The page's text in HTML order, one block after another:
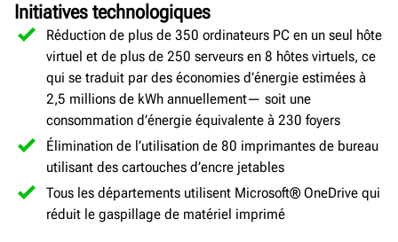
Initiatives technologiques
Réduction de plus de 350 ordinateurs PC en un seul hôte
virtuel et de plus de 250 serveurs en 8 hôtes virtuels, ce
qui se traduit par des économies d’énergie estimées à
2,5 millions de kWh annuellement— soit une
consommation d’énergie équivalente à 230 foyers
Élimination de l’utilisation de 80 imprimantes de bureau
utilisant des cartouches d’encre jetables
Tous les départements utilisent Microsoft® OneDrive qui
réduit le gaspillage de matériel imprimé